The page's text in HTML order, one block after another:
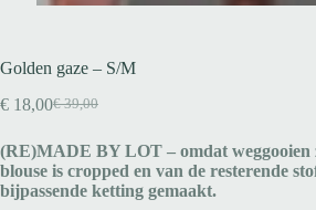
Golden gaze – S/M
€39,00
€ 18,00
(RE)MADE BY LOT – omdat weggooien
blouse is cropped en van de resterende
bijpassende ketting gemaakt.